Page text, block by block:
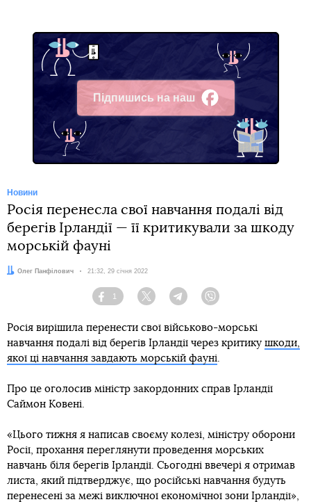
Підпишись на наш
Facebook
Новини
Росія перенесла свої навчання подалі від
берегів Ірландії — її критикували за шкоду
морській фауні
Автор:
Олег Панфілович Дата:
21:32, 29 січня 2022
Facebook
1
Twitter TelegramViber
Росія вирішила перенести свої військово-морські
навчання подалі від берегів Ірландії через критику шкоди,
якої ці навчання завдають морській фауні.
Про це оголосив міністр закордонних справ Ірландії
Саймон Ковені.
«Цього тижня я написав своєму колезі, міністру оборони
Росії, прохання переглянути проведення морських
навчань біля берегів Ірландії. Сьогодні ввечері я отримав
листа, який підтверджує, що російські навчання будуть
перенесені за межі виключної економічної зони Ірландії»,